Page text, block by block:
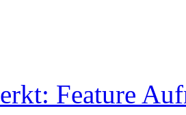
Feature